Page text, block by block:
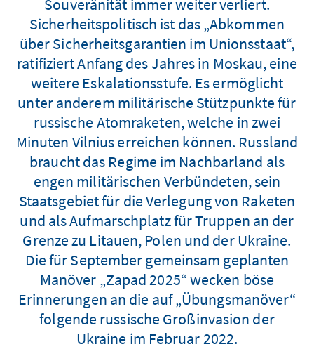
Souveränität immer weiter verliert.
Sicherheitspolitisch ist das „Abkommen
über Sicherheitsgarantien im Unionsstaat“,
ratifiziert Anfang des Jahres in Moskau, eine
weitere Eskalationsstufe. Es ermöglicht
unter anderem militärische Stützpunkte für
russische Atomraketen, welche in zwei
Minuten Vilnius erreichen können. Russland
braucht das Regime im Nachbarland als
engen militärischen Verbündeten, sein
Staatsgebiet für die Verlegung von Raketen
und als Aufmarschplatz für Truppen an der
Grenze zu Litauen, Polen und der Ukraine.
Die für September gemeinsam geplanten
Manöver „Zapad 2025“ wecken böse
Erinnerungen an die auf „Übungsmanöver“
folgende russische Großinvasion der
Ukraine im Februar 2022.